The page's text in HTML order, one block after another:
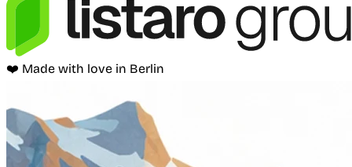
❤️ Made with love in Berlin